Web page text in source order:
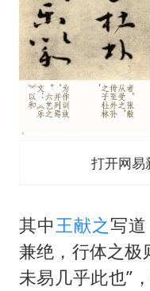
打开网易
其中王献之写
兼绝，行体之极
未易几乎此也”